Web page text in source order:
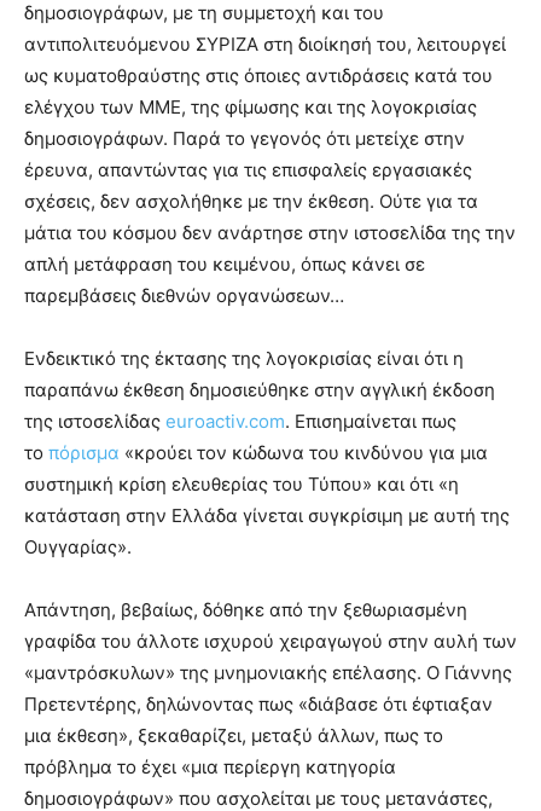
δημοσιογράφων, με τη συμμετοχή και του
αντιπολιτευόμενου ΣΥΡΙΖΑ στη διοίκησή του, λειτουργεί
ως κυματοθραύστης στις όποιες αντιδράσεις κατά του
ελέγχου των ΜΜΕ, της φίμωσης και της λογοκρισίας
δημοσιογράφων. Παρά το γεγονός ότι μετείχε στην
έρευνα, απαντώντας για τις επισφαλείς εργασιακές
σχέσεις, δεν ασχολήθηκε με την έκθεση. Ούτε για τα
μάτια του κόσμου δεν ανάρτησε στην ιστοσελίδα της την
απλή μετάφραση του κειμένου, όπως κάνει σε
παρεμβάσεις διεθνών οργανώσεων…
Ενδεικτικό της έκτασης της λογοκρισίας είναι ότι η
παραπάνω έκθεση δημοσιεύθηκε στην αγγλική έκδοση
της ιστοσελίδας euroactiv.com. Επισημαίνεται πως
το πόρισμα «κρούει τον κώδωνα του κινδύνου για μια
συστημική κρίση ελευθερίας του Τύπου» και ότι «η
κατάσταση στην Ελλάδα γίνεται συγκρίσιμη με αυτή της
Ουγγαρίας».
Απάντηση, βεβαίως, δόθηκε από την ξεθωριασμένη
γραφίδα του άλλοτε ισχυρού χειραγωγού στην αυλή των
«μαντρόσκυλων» της μνημονιακής επέλασης. Ο Γιάννης
Πρετεντέρης, δηλώνοντας πως «διάβασε ότι έφτιαξαν
μια έκθεση», ξεκαθαρίζει, μεταξύ άλλων, πως το
πρόβλημα το έχει «μια περίεργη κατηγορία
δημοσιογράφων» που ασχολείται με τους μετανάστες,